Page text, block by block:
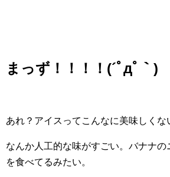
まっず！！！！(´ﾟдﾟ｀)
あれ？アイスってこんなに美味しくな
なんか人工的な味がすごい。バナナの
を食べてるみたい。